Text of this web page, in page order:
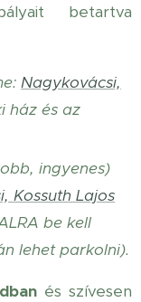
betartva
Nagykovácsi,
ház és az
ingyenes)
Kossuth Lajos
be kell
lehet parkolni).
és szívesen